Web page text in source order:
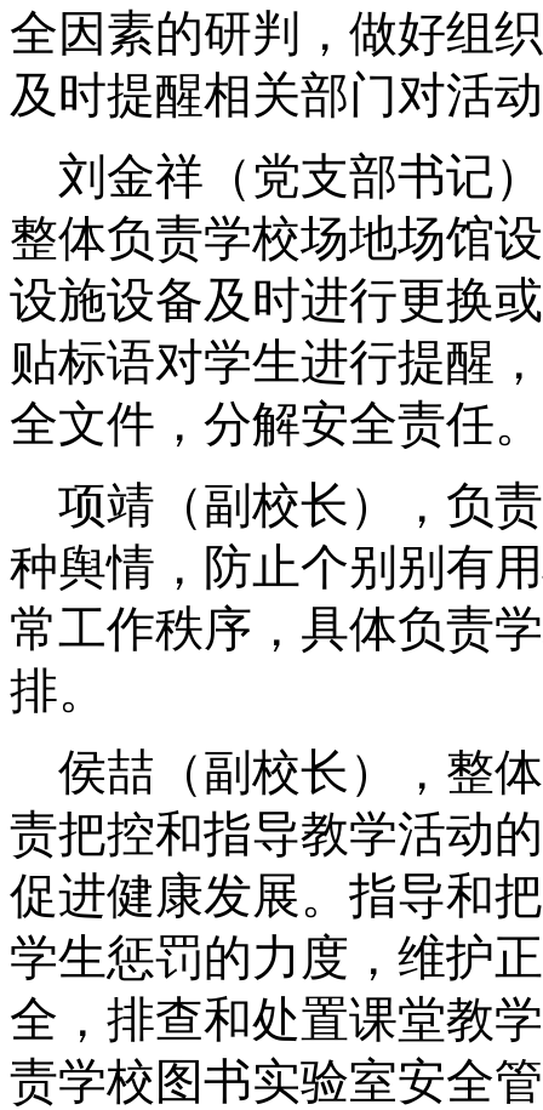
全因素的研判，做好组
及时提醒相关部门对活
刘金祥 （ 党支部书记）
整体负责学校场地场馆
设施设备及时进行更换
贴标语对学生进行提醒 ，
全文件，分解安全责任。
项靖 （副校长 ）
，负
种舆情，防止个别别有
常工作秩序，具体负责
排。
侯喆 （副校长 ）
，整
责把控和指导教学活动
促进健康发展。指导和
学生惩罚的力度，维护
全 ， 排查和处置课堂教
责学校图书实验室安全